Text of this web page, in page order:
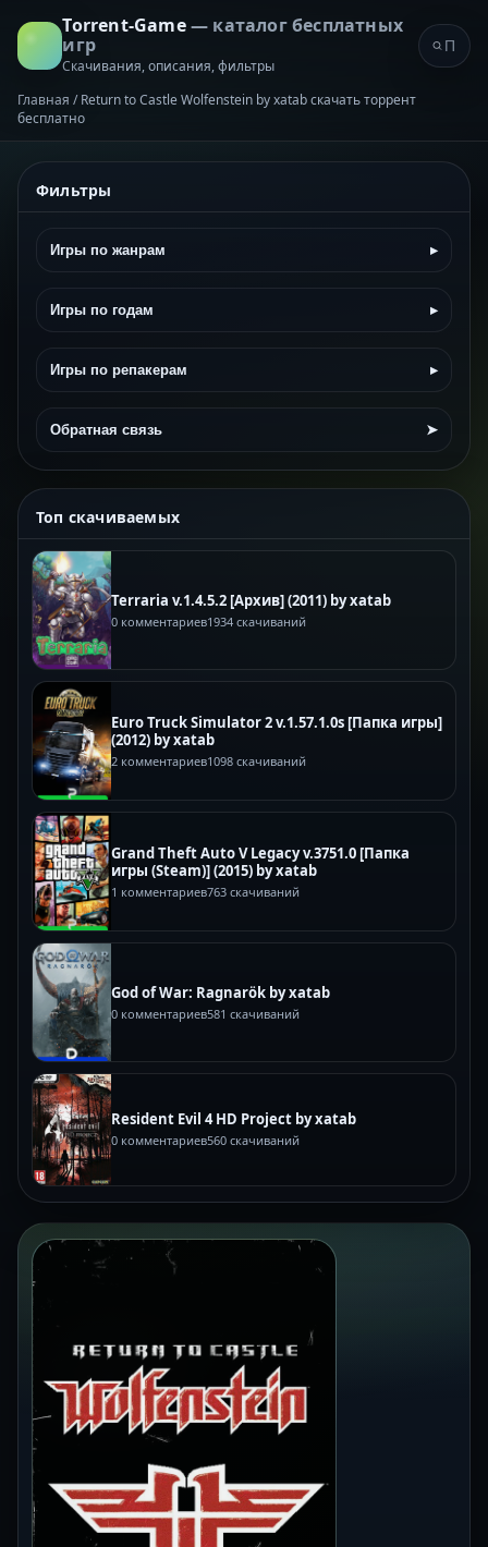
Torrent-Game— каталог бесплатных
игр
Скачивания, описания, фильтры
Главная / Return to Castle Wolfenstein by xatab скачать торрент
бесплатно
Фильтры
Игры по жанрам ▸
Игры по годам ▸
Игры по репакерам ▸
Обратная связь ➤
Топ скачиваемых
Terraria v.1.4.5.2 [Архив] (2011) by xatab
0 комментариев1934 скачиваний
Euro Truck Simulator 2 v.1.57.1.0s [Папка игры]
(2012) by xatab
2 комментариев1098 скачиваний
Grand Theft Auto V Legacy v.3751.0 [Папка
игры (Steam)] (2015) by xatab
1 комментариев763 скачиваний
God of War: Ragnarök by xatab
0 комментариев581 скачиваний
Resident Evil 4 HD Project by xatab
0 комментариев560 скачиваний